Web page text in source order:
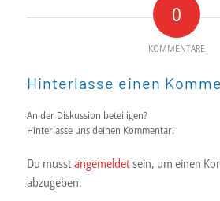
0
KOMMENTARE
Hinterlasse einen
An der Diskussion beteiligen?
Hinterlasse uns deinen Kommentar!
Du musstangemeldetsein, um einen
abzugeben.